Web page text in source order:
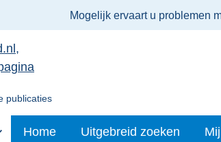
informatie:
Mogelijk ervaart u problemen
publicaties
Home Uitgebreid zoeken